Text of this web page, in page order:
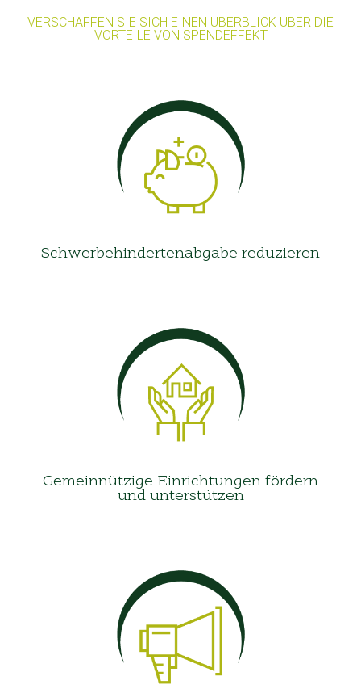
VERSCHAFFEN SIE SICH EINEN ÜBERBLICK ÜBER DIE
VORTEILE VON SPENDEFFEKT
Schwerbehindertenabgabe reduzieren
Gemeinnützige Einrichtungen fördern
und unterstützen